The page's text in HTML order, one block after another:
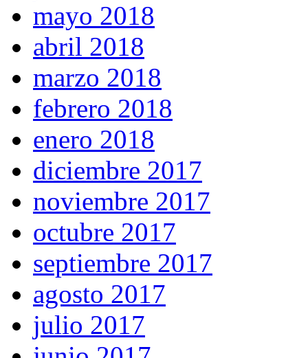
mayo 2018
abril 2018
marzo 2018
febrero 2018
enero 2018
diciembre 2017
noviembre 2017
octubre 2017
septiembre 2017
agosto 2017
julio 2017